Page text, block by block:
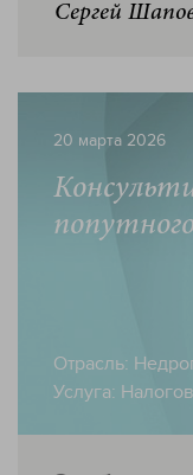
Сергей
20 марта 2026
Отрасль:
Услуга: